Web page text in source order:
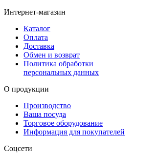
Интернет-магазин
Каталог
Оплата
Доставка
Обмен и возврат
Политика обработки
персональных данных
О продукции
Производство
Ваша посуда
Торговое оборудование
Информация для покупателей
Соцсети